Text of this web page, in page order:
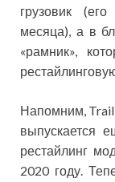
грузовик
месяца), а в
«рамник»,
Напомним,
выпускается
рестайлинг
2020 году.